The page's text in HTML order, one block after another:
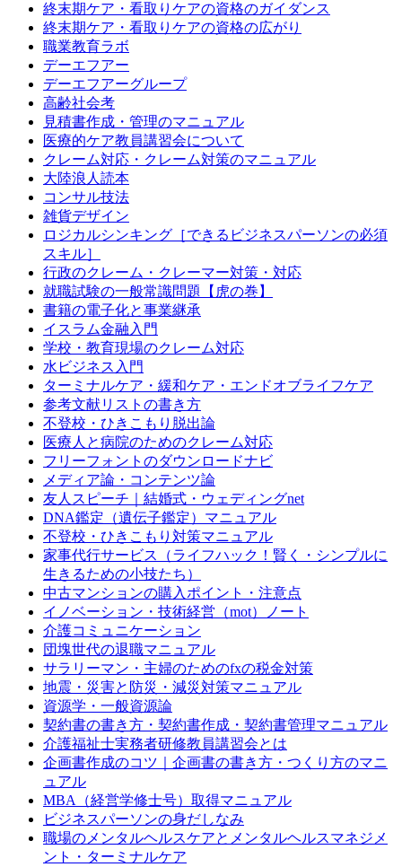
終末期ケア・看取りケアの資格のガイダンス
終末期ケア・看取りケアの資格の広がり
職業教育ラボ
デーエフアー
デーエフアーグループ
高齢社会考
見積書作成・管理のマニュアル
医療的ケア教員講習会について
クレーム対応・クレーム対策のマニュアル
大陸浪人読本
コンサル技法
雑貨デザイン
ロジカルシンキング［できるビジネスパーソンの必須
スキル］
行政のクレーム・クレーマー対策・対応
就職試験の一般常識問題【虎の巻】
書籍の電子化と事業継承
イスラム金融入門
学校・教育現場のクレーム対応
水ビジネス入門
ターミナルケア・緩和ケア・エンドオブライフケア
参考文献リストの書き方
不登校・ひきこもり脱出論
医療人と病院のためのクレーム対応
フリーフォントのダウンロードナビ
メディア論・コンテンツ論
友人スピーチ｜結婚式・ウェディングnet
DNA鑑定（遺伝子鑑定）マニュアル
不登校・ひきこもり対策マニュアル
家事代行サービス（ライフハック！賢く・シンプルに
生きるための小技たち）
中古マンションの購入ポイント・注意点
イノベーション・技術経営（mot）ノート
介護コミュニケーション
団塊世代の退職マニュアル
サラリーマン・主婦のためのfxの税金対策
地震・災害と防災・減災対策マニュアル
資源学・一般資源論
契約書の書き方・契約書作成・契約書管理マニュアル
介護福祉士実務者研修教員講習会とは
企画書作成のコツ｜企画書の書き方・つくり方のマニ
ュアル
MBA（経営学修士号）取得マニュアル
ビジネスパーソンの身だしなみ
職場のメンタルヘルスケアとメンタルヘルスマネジメ
ント・ターミナルケア